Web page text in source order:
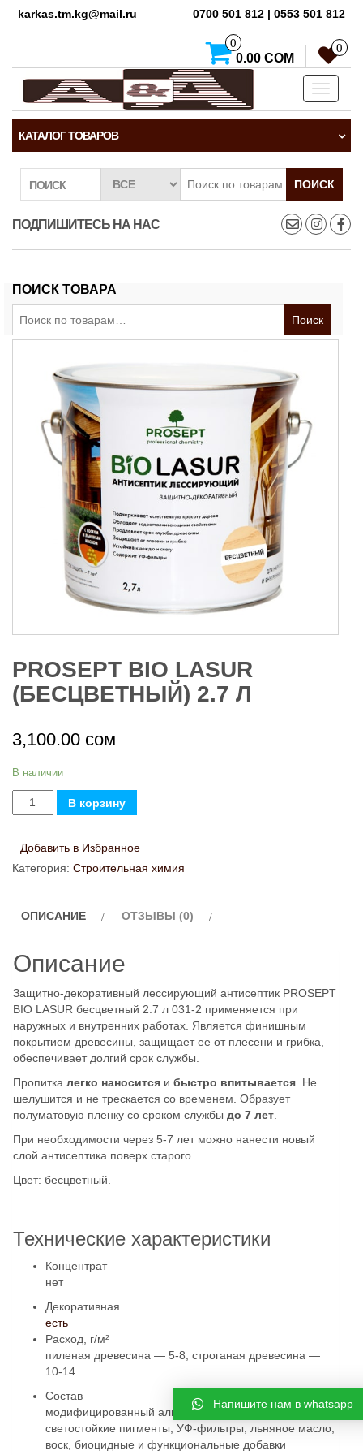
karkas.tm.kg@mail.ru 0700 501 812 | 0553 501 812
0
0.00 СОМ
0
Toggle
КАТАЛОГ ТОВАРОВ
ПОИСК ПОИСК
ПОДПИШИТЕСЬ НА НАС
ПОИСК ТОВАРА
Поиск
PROSEPT BIO LASUR
(БЕСЦВЕТНЫЙ) 2.7 Л
3,100.00 сом
В наличии
Количество
товара
2.7
В корзину
Добавить в Избранное
Категория: Строительная химия
ОПИСАНИЕ ОТЗЫВЫ (0)
Описание
Защитно-декоративный лессирующий антисептик PROSEPT
BIO LASUR бесцветный 2.7 л 031-2 применяется при
наружных и внутренних работах. Является финишным
покрытием древесины, защищает ее от плесени и грибка,
обеспечивает долгий срок службы.
Пропитка легко наносится и быстро впитывается . Не
шелушится и не трескается со временем. Образует
полуматовую пленку со сроком службы до 7 лет
При необходимости через 5-7 лет можно нанести новый
слой антисептика поверх старого.
Цвет: бесцветный.
Технические характеристики
Концентрат
нет
Декоративная
есть
Расход, г/м²
пиленая древесина — 5-8; строганая древесина —
10-14
Состав
модифицированный алкидный лак, растворители,
светостойкие пигменты, УФ-фильтры, льняное масло,
воск, биоцидные и функциональные добавки
Напишите нам в whatsapp